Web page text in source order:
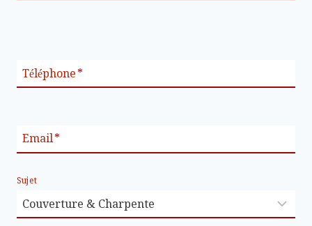
Téléphone *
Email*
Sujet